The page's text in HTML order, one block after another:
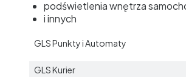
podświetlenia wnętrza
i innych
GLS Punkty i Automaty
GLS Kurier